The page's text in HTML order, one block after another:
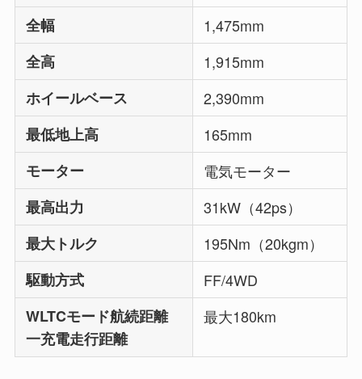
全幅
1,475mm
全高
1,915mm
ホイールベース
2,390mm
最低地上高
165mm
モーター
電気モーター
最高出力
31kW（42ps）
最大トルク
195Nm（20kgm）
駆動方式
FF/4WD
WLTCモード航続距離
一充電走行距離
最大180km